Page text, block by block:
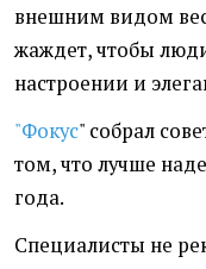
внешним видом
жаждет, чтобы
настроении и
"Фокус" собрал
том, что лучше
года.
Специалисты не